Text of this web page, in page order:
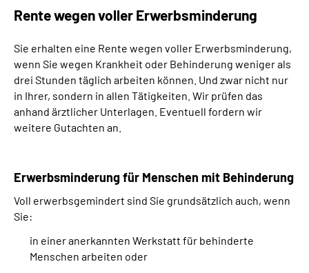
Rente wegen voller Erwerbsminderung
Sie erhalten eine Rente wegen voller Erwerbsminderung,
wenn Sie wegen Krankheit oder Behinderung weniger als
drei Stunden täglich arbeiten können. Und zwar nicht nur
in Ihrer, sondern in allen Tätigkeiten. Wir prüfen das
anhand ärztlicher Unterlagen. Eventuell fordern wir
weitere Gutachten an.
Erwerbsminderung für Menschen mit Behinderung
Voll erwerbsgemindert sind Sie grundsätzlich auch, wenn
Sie:
in einer anerkannten Werkstatt für behinderte
Menschen arbeiten oder